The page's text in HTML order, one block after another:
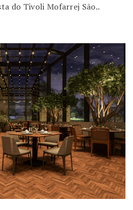
do Tivoli Mofarrej São..